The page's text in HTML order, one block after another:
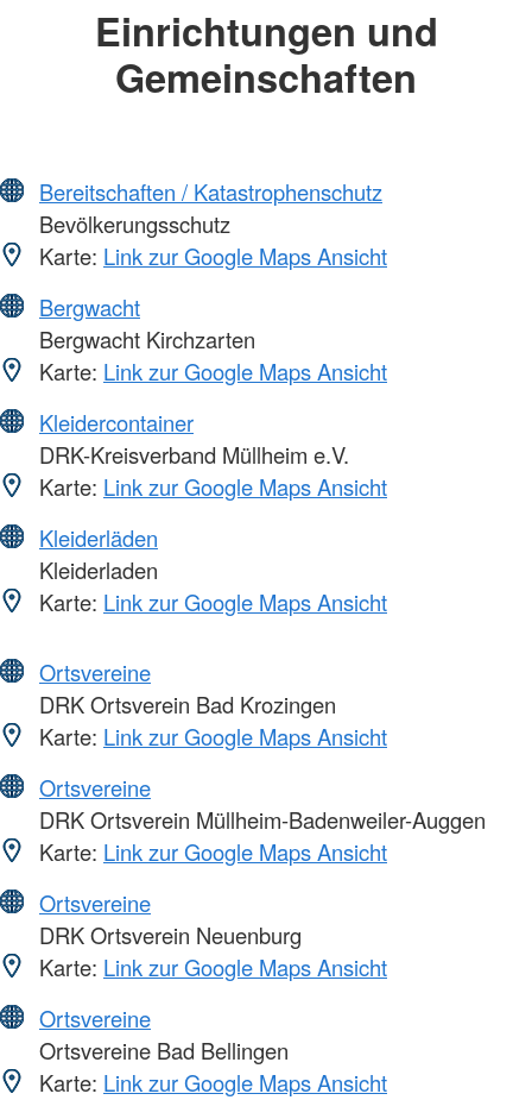
Einrichtungen und
Gemeinschaften
Bereitschaften / Katastrophenschutz
Bevölkerungsschutz
Karte: Link zur Google Maps Ansicht
Bergwacht
Bergwacht Kirchzarten
Karte: Link zur Google Maps Ansicht
Kleidercontainer
DRK-Kreisverband Müllheim e.V.
Karte: Link zur Google Maps Ansicht
Kleiderläden
Kleiderladen
Karte: Link zur Google Maps Ansicht
Ortsvereine
DRK Ortsverein Bad Krozingen
Karte: Link zur Google Maps Ansicht
Ortsvereine
DRK Ortsverein Müllheim-Badenweiler-Auggen
Karte: Link zur Google Maps Ansicht
Ortsvereine
DRK Ortsverein Neuenburg
Karte: Link zur Google Maps Ansicht
Ortsvereine
Ortsvereine Bad Bellingen
Karte: Link zur Google Maps Ansicht